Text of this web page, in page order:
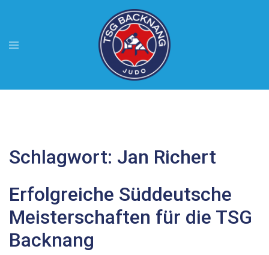
springen
Menü
umschalten
Schlagwort: Jan Richert
Erfolgreiche Süddeutsche
Meisterschaften für die TSG
Backnang